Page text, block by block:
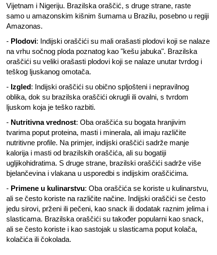
Vijetnam i Nigeriju. Brazilska oraščić, s druge strane, raste
samo u amazonskim kišnim šumama u Brazilu, posebno u regiji
Amazonas.
- Plodovi: Indijski oraščići su mali orašasti plodovi koji se nalaze
na vrhu sočnog ploda poznatog kao "kešu jabuka". Brazilska
oraščići su veliki orašasti plodovi koji se nalaze unutar tvrdog i
teškog ljuskanog omotača.
- Izgled: Indijski oraščići su obično spljošteni i nepravilnog
oblika, dok su brazilska oraščići okrugli ili ovalni, s tvrdom
ljuskom koja je teško razbiti.
- Nutritivna vrednost: Oba oraščića su bogata hranjivim
tvarima poput proteina, masti i minerala, ali imaju različite
nutritivne profile. Na primjer, indijski oraščići sadrže manje
kalorija i masti od brazilskih oraščića, ali su bogatiji
ugljikohidratima. S druge strane, brazilski oraščići sadrže više
bjelančevina i vlakana u usporedbi s indijskim oraščićima.
- Primene u kulinarstvu: Oba oraščića se koriste u kulinarstvu,
ali se često koriste na različite načine. Indijski oraščići se često
jedu sirovi, prženi ili pečeni, kao snack ili dodatak raznim jelima i
slasticama. Brazilska oraščići su također popularni kao snack,
ali se često koriste i kao sastojak u slasticama poput kolača,
kolačića ili čokolada.